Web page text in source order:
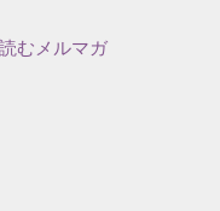
むメルマガ